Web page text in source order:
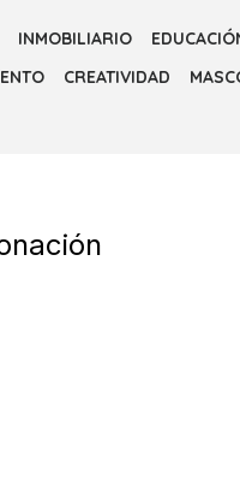
INMOBILIARIO
CREATIVIDAD